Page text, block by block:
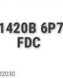
FDC